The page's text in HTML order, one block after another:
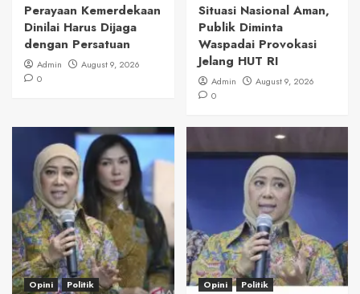
Perayaan Kemerdekaan
Dinilai Harus Dijaga
dengan Persatuan
Admin
August 9, 2026
0
Situasi Nasional Aman,
Publik Diminta
Waspadai Provokasi
Jelang HUT RI
Admin
August 9, 2026
0
Opini Politik Opini Politik